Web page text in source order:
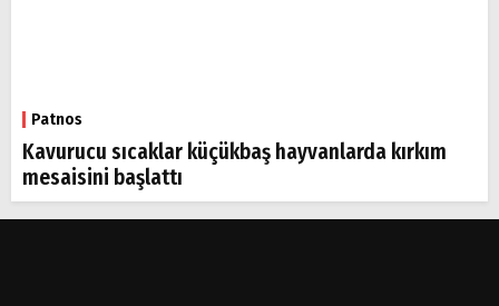
Patnos
Kavurucu sıcaklar küçükbaş hayvanlarda kırkım
mesaisini başlattı